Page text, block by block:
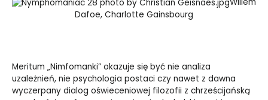
Dafoe, Charlotte Gainsbourg
Meritum „Nimfomanki” okazuje się być nie analiza
uzależnień, nie psychologia postaci czy nawet z dawna
wyczerpany dialog oświeceniowej filozofii z chrześcijańską